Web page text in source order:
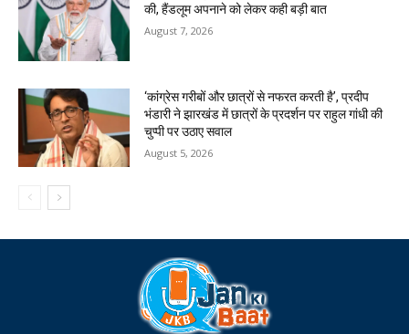
की, हैंडलूम अपनाने को लेकर कही बड़ी बात
August 7, 2026
‘कांग्रेस गरीबों और छात्रों से नफरत करती है’, प्रदीप
भंडारी ने झारखंड में छात्रों के प्रदर्शन पर राहुल गांधी की
चुप्पी पर उठाए सवाल
August 5, 2026